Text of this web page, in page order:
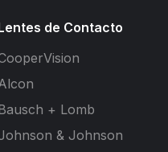
de Contacto
+ Lomb
& Johnson